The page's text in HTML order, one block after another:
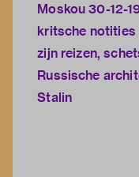
Moskou 30-12-
kritsche notities
zijn reizen,
Russische
Stalin